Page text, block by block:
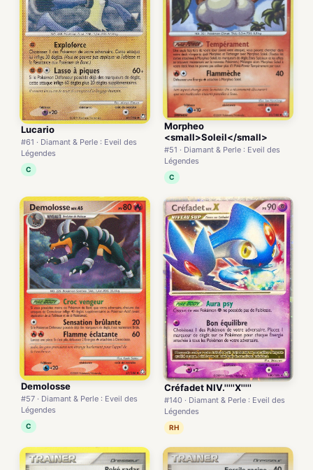
Lucario
#61 · Diamant & Perle : Eveil des
Légendes
C
Morpheo
<small>Soleil</small>
#51 · Diamant & Perle : Eveil des
Légendes
C
Demolosse
#57 · Diamant & Perle : Eveil des
Légendes
C
Créfadet NIV.'''''X'''''
#140 · Diamant & Perle : Eveil des
Légendes
RH